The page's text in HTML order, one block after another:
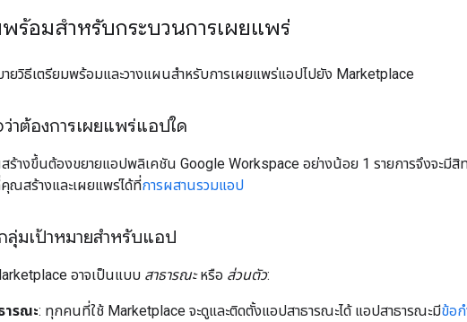
พร้อมสำหรับกระบวนการเผยแพร่
ายวิธีเตรียมพร้อมและวางแผนสำหรับการเผยแพร่แอปไปยัง Marketplace
ว่าต้องการเผยแพร่แอปใด
ร้างขึ้นต้องขยายแอปพลิเคชัน Google Workspace อย่างน้อย 1 รายการจึงจะมี
คุณสร้างและเผยแพร่ได้ที่การผสานรวมแอป
ลุ่มเป้าหมายสำหรับแอป
อาจเป็นแบบ สาธารณะหรือ ส่วนตัว:
ธารณะ: ทุกคนที่ใช้ Marketplace จะดูและติดตั้งแอปสาธารณะได้ แอปสาธารณะมีข้อ